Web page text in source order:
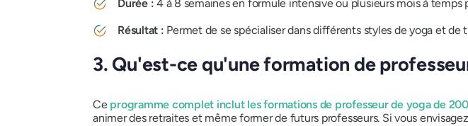
Durée : 4 à 8 semaines en formule intensive ou plusieurs mois à temps
Résultat : Permet de se spécialiser dans différents styles de yoga et
3. Qu'est-ce qu'une formation de
Ce programme complet inclut lesformations de professeur de yoga de
animer des retraites et même former de futurs professeurs. Si vous